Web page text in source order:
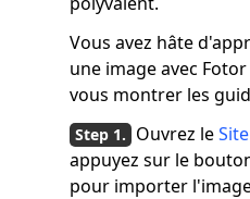
Vous avez hâte
une image avec Fotor
vous montrer les
Ouvrez le
appuyez sur le
pour importer